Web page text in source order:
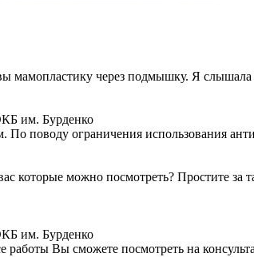
мамопластику через подмышку. Я слышала
им. Бурденко
По поводу ограничения использования
которые можно посмотреть? Простите
им. Бурденко
работы Вы сможете посмотреть на